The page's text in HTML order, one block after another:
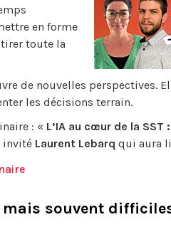
en forme
toute la
de nouvelles perspectives.
les décisions terrain.
: « L’IA au cœur de la
invité Laurent Lebarq qui aura
mais souvent